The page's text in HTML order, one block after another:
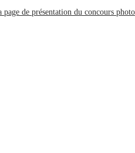
page de présentation du concours photo